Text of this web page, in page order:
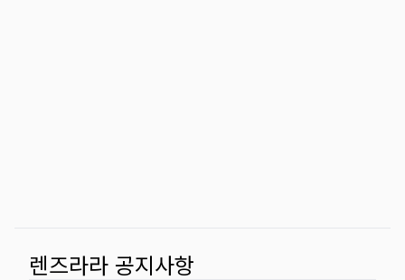
렌즈라라 공지사항